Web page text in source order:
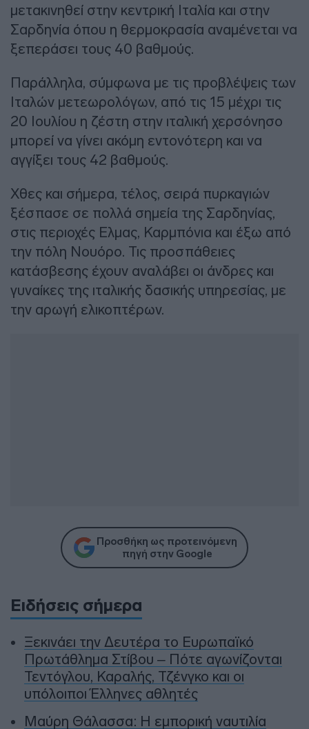
μετακινηθεί στην κεντρική Ιταλία και στην
Σαρδηνία όπου η θερμοκρασία αναμένεται να
ξεπεράσει τους 40 βαθμούς.
Παράλληλα, σύμφωνα με τις προβλέψεις των
Ιταλών μετεωρολόγων, από τις 15 μέχρι τις
20 Ιουλίου η ζέστη στην ιταλική χερσόνησο
μπορεί να γίνει ακόμη εντονότερη και να
αγγίξει τους 42 βαθμούς.
Χθες και σήμερα, τέλος, σειρά πυρκαγιών
ξέσπασε σε πολλά σημεία της Σαρδηνίας,
στις περιοχές Ελμας, Καρμπόνια και έξω από
την πόλη Νουόρο. Τις προσπάθειες
κατάσβεσης έχουν αναλάβει οι άνδρες και
γυναίκες της ιταλικής δασικής υπηρεσίας, με
την αρωγή ελικοπτέρων.
Προσθήκη ως προτεινόμενη
πηγή στην Google
Ειδήσεις σήμερα
Ξεκινάει την Δευτέρα το Ευρωπαϊκό
Πρωτάθλημα Στίβου – Πότε αγωνίζονται
Τεντόγλου, Καραλής, Τζένγκο και οι
υπόλοιποι Έλληνες αθλητές
Μαύρη Θάλασσα: Η εμπορική ναυτιλία